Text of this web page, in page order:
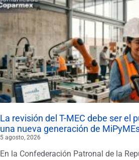
La revisión del T-MEC debe ser el
una nueva generación de
5 agosto, 2026
En la Confederación Patronal de la